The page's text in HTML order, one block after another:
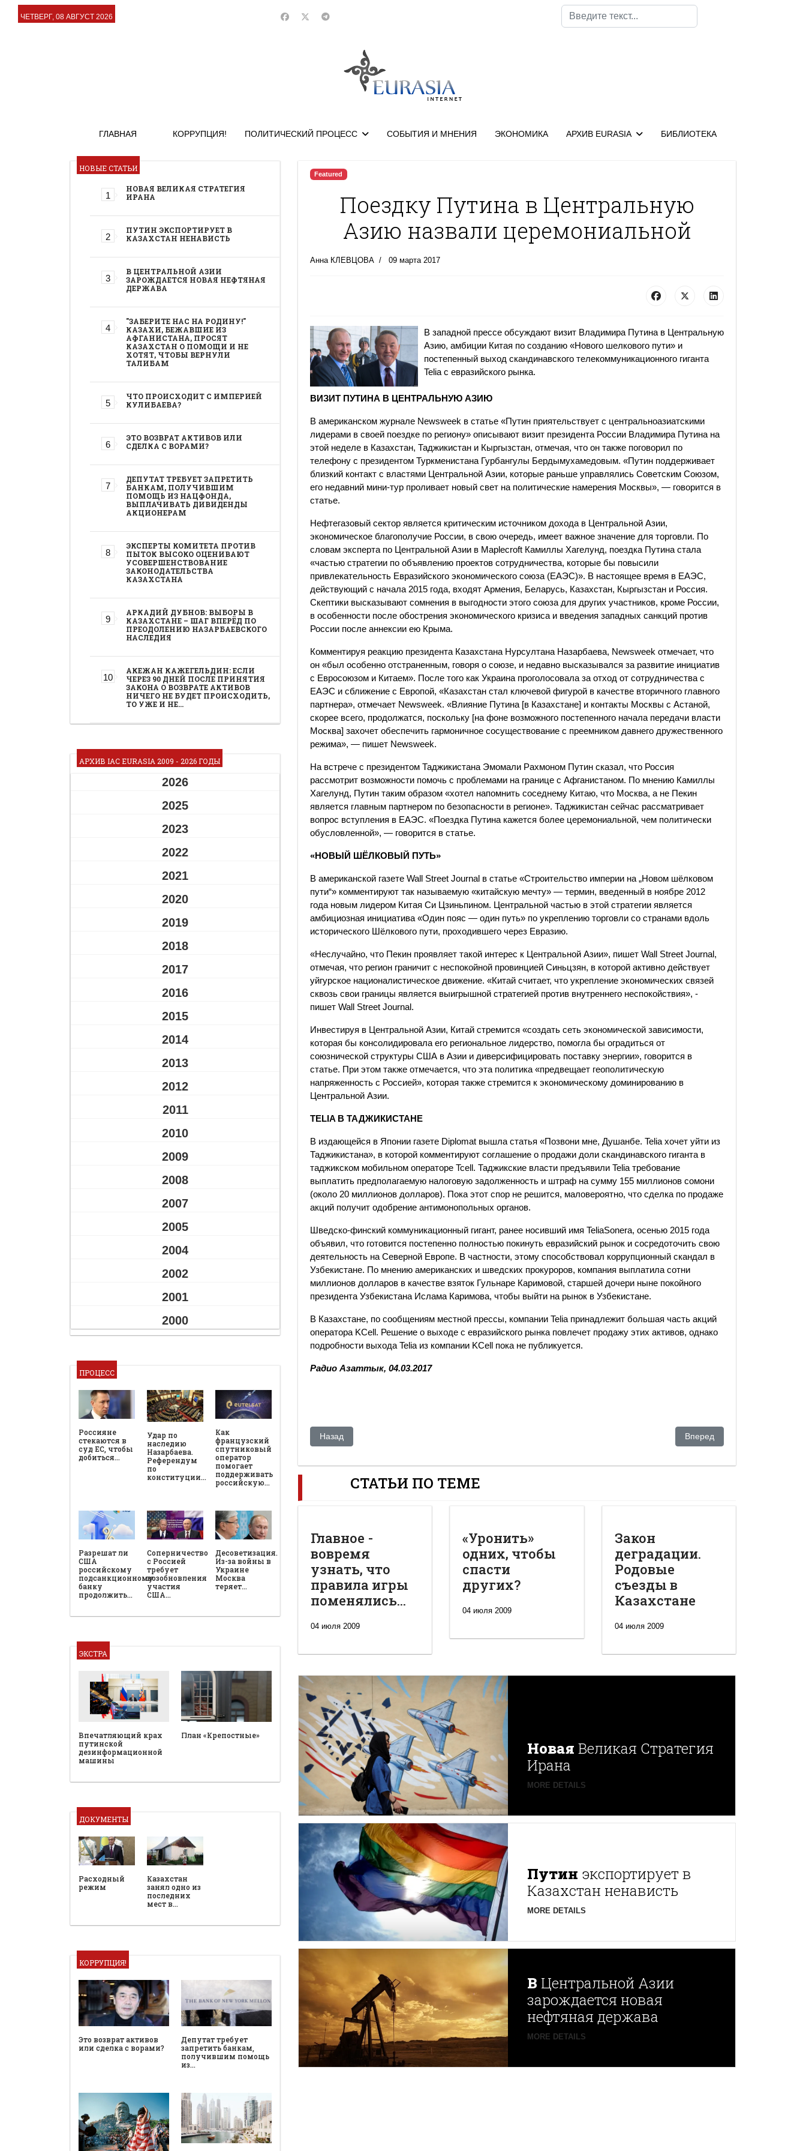
ЧЕТВЕРГ, 08 АВГУСТ 2026
Поиск
ГЛАВНАЯ КОРРУПЦИЯ! ПОЛИТИЧЕСКИЙ ПРОЦЕСС СОБЫТИЯ И МНЕНИЯ ЭКОНОМИКА АРХИВ EURASIA БИБЛИОТЕКА
НОВЫЕ СТАТЬИ
НОВАЯ ВЕЛИКАЯ СТРАТЕГИЯ
ИРАНА
ПУТИН ЭКСПОРТИРУЕТ В
КАЗАХСТАН НЕНАВИСТЬ
В ЦЕНТРАЛЬНОЙ АЗИИ
ЗАРОЖДАЕТСЯ НОВАЯ НЕФТЯНАЯ
ДЕРЖАВА
"ЗАБЕРИТЕ НАС НА РОДИНУ!"
КАЗАХИ, БЕЖАВШИЕ ИЗ
АФГАНИСТАНА, ПРОСЯТ
КАЗАХСТАН О ПОМОЩИ И НЕ
ХОТЯТ, ЧТОБЫ ВЕРНУЛИ
ТАЛИБАМ
ЧТО ПРОИСХОДИТ С ИМПЕРИЕЙ
КУЛИБАЕВА?
ЭТО ВОЗВРАТ АКТИВОВ ИЛИ
СДЕЛКА С ВОРАМИ?
ДЕПУТАТ ТРЕБУЕТ ЗАПРЕТИТЬ
БАНКАМ, ПОЛУЧИВШИМ
ПОМОЩЬ ИЗ НАЦФОНДА,
ВЫПЛАЧИВАТЬ ДИВИДЕНДЫ
АКЦИОНЕРАМ
ЭКСПЕРТЫ КОМИТЕТА ПРОТИВ
ПЫТОК ВЫСОКО ОЦЕНИВАЮТ
УСОВЕРШЕНСТВОВАНИЕ
ЗАКОНОДАТЕЛЬСТВА
КАЗАХСТАНА
АРКАДИЙ ДУБНОВ: ВЫБОРЫ В
КАЗАХСТАНЕ – ШАГ ВПЕРЁД ПО
ПРЕОДОЛЕНИЮ НАЗАРБАЕВСКОГО
НАСЛЕДИЯ
АКЕЖАН КАЖЕГЕЛЬДИН: ЕСЛИ
ЧЕРЕЗ 90 ДНЕЙ ПОСЛЕ ПРИНЯТИЯ
ЗАКОНА О ВОЗВРАТЕ АКТИВОВ
НИЧЕГО НЕ БУДЕТ ПРОИСХОДИТЬ,
ТО УЖЕ И НЕ…
АРХИВ IAC EURASIA 2009 - 2026 ГОДЫ
2026
2025
2023
2022
2021
2020
2019
2018
2017
2016
2015
2014
2013
2012
2011
2010
2009
2008
2007
2005
2004
2002
2001
2000
ПРОЦЕСС
Россияне
стекаются в
суд ЕС, чтобы
добиться…
Удар по
наследию
Назарбаева.
Референдум
по
конституции…
Как
французский
спутниковый
оператор
помогает
поддерживать
российскую…
Разрешат ли
США
российскому
подсанкционному
банку
продолжить…
Соперничество
с Россией
требует
возобновления
участия
США…
Десоветизация.
Из-за войны в
Украине
Москва
теряет…
ЭКСТРА
Впечатляющий крах
путинской
дезинформационной
машины
План «Крепостные»
ДОКУМЕНТЫ
Расходный
режим
Казахстан
занял одно из
последних
мест в…
КОРРУПЦИЯ!
Это возврат активов
или сделка с ворами?
Депутат требует
запретить банкам,
получившим помощь
из…
Featured
Поездку Путина в Центральную
Азию назвали церемониальной
Анна КЛЕВЦОВА 09 марта 2017
В западной прессе обсуждают визит Владимира Путина в Центральную
Азию, амбиции Китая по созданию «Нового шелкового пути» и
постепенный выход скандинавского телекоммуникационного гиганта
Telia с евразийского рынка.
ВИЗИТ ПУТИНА В ЦЕНТРАЛЬНУЮ АЗИЮ
В американском журнале Newsweek в статье «Путин приятельствует с центральноазиатскими
лидерами в своей поездке по региону» описывают визит президента России Владимира Путина на
этой неделе в Казахстан, Таджикистан и Кыргызстан, отмечая, что он также поговорил по
телефону с президентом Туркменистана Гурбангулы Бердымухамедовым. «Путин поддерживает
близкий контакт с властями Центральной Азии, которые раньше управлялись Советским Союзом,
его недавний мини-тур проливает новый свет на политические намерения Москвы», — говорится в
статье.
Нефтегазовый сектор является критическим источником дохода в Центральной Азии,
экономическое благополучие России, в свою очередь, имеет важное значение для торговли. По
словам эксперта по Центральной Азии в Maplecroft Камиллы Хагелунд, поездка Путина стала
«частью стратегии по объявлению проектов сотрудничества, которые бы повысили
привлекательность Евразийского экономического союза (ЕАЭС)». В настоящее время в ЕАЭС,
действующий с начала 2015 года, входят Армения, Беларусь, Казахстан, Кыргызстан и Россия.
Скептики высказывают сомнения в выгодности этого союза для других участников, кроме России,
в особенности после обострения экономического кризиса и введения западных санкций против
России после аннексии ею Крыма.
Комментируя реакцию президента Казахстана Нурсултана Назарбаева, Newsweek отмечает, что
он «был особенно отстраненным, говоря о союзе, и недавно высказывался за развитие инициатив
с Евросоюзом и Китаем». После того как Украина проголосовала за отход от сотрудничества с
ЕАЭС и сближение с Европой, «Казахстан стал ключевой фигурой в качестве вторичного главного
партнера», отмечает Newsweek. «Влияние Путина [в Казахстане] и контакты Москвы с Астаной,
скорее всего, продолжатся, поскольку [на фоне возможного постепенного начала передачи власти
Москва] захочет обеспечить гармоничное сосуществование с преемником давнего дружественного
режима», — пишет Newsweek.
На встрече с президентом Таджикистана Эмомали Рахмоном Путин сказал, что Россия
рассмотрит возможности помочь с проблемами на границе с Афганистаном. По мнению Камиллы
Хагелунд, Путин таким образом «хотел напомнить соседнему Китаю, что Москва, а не Пекин
является главным партнером по безопасности в регионе». Таджикистан сейчас рассматривает
вопрос вступления в ЕАЭС. «Поездка Путина кажется более церемониальной, чем политически
обусловленной», — говорится в статье.
«​НОВЫЙ ШЁЛКОВЫЙ ПУТЬ»​
В американской газете Wall Street Journal в статье «Строительство империи на „Новом шёлковом
пути“» комментируют так называемую «китайскую мечту» — термин, введенный в ноябре 2012
года новым лидером Китая Си Цзиньпином. Центральной частью в этой стратегии является
амбициозная инициатива «Один пояс — один путь» по укреплению торговли со странами вдоль
исторического Шёлкового пути, проходившего через Евразию.
«Неслучайно, что Пекин проявляет такой интерес к Центральной Азии», пишет Wall Street Journal,
отмечая, что регион граничит с неспокойной провинцией Синьцзян, в которой активно действует
уйгурское националистическое движение. «Китай считает, что укрепление экономических связей
сквозь свои границы является выигрышной стратегией против внутреннего неспокойствия», -
пишет Wall Street Journal.
Инвестируя в Центральной Азии, Китай стремится «создать сеть экономической зависимости,
которая бы консолидировала его региональное лидерство, помогла бы оградиться от
союзнической структуры США в Азии и диверсифицировать поставку энергии», говорится в
статье. При этом также отмечается, что эта политика «предвещает геополитическую
напряженность с Россией», которая также стремится к экономическому доминированию в
Центральной Азии.
TELIA В ТАДЖИКИСТАНЕ
В издающейся в Японии газете Diplomat вышла статья «Позвони мне, Душанбе. Telia хочет уйти из
Таджикистана», в которой комментируют соглашение о продажи доли скандинавского гиганта в
таджикском мобильном операторе Tcell. Таджикские власти предъявили Telia требование
выплатить предполагаемую налоговую задолженность и штраф на сумму 155 миллионов сомони
(около 20 миллионов долларов). Пока этот спор не решится, маловероятно, что сделка по продаже
акций получит одобрение антимонопольных органов.
Шведско-финский коммуникационный гигант, ранее носивший имя TeliaSonera, осенью 2015 года
объявил, что готовится постепенно полностью покинуть евразийский рынок и сосредоточить свою
деятельность на Северной Европе. В частности, этому способствовал коррупционный скандал в
Узбекистане. По мнению американских и шведских прокуроров, компания выплатила сотни
миллионов долларов в качестве взяток Гульнаре Каримовой, старшей дочери ныне покойного
президента Узбекистана Ислама Каримова, чтобы выйти на рынок в Узбекистане.
В Казахстане, по сообщениям местной прессы, компании Telia принадлежит большая часть акций
оператора KCell. Решение о выходе с евразийского рынка повлечет продажу этих активов, однако
подробности выхода Telia из компании KCell пока не публикуется.
Радио Азаттык, 04.03.2017
Предыдущий: Назарбаев по-прежнему управляет всем и вся, - эксперты о конституционной реформе в Казахстане
Назад Следующий: Казахстан.
Вперед
СТАТЬИ ПО ТЕМЕ
Главное -
вовремя
узнать, что
правила игры
поменялись...
04 июля 2009
«Уронить»
одних, чтобы
спасти
других?
04 июля 2009
Закон
деградации.
Родовые
съезды в
Казахстане
04 июля 2009
Новая Великая Стратегия
Ирана
MORE DETAILS
Путин экспортирует в
Казахстан ненависть
MORE DETAILS
В Центральной Азии
зарождается новая
нефтяная держава
MORE DETAILS